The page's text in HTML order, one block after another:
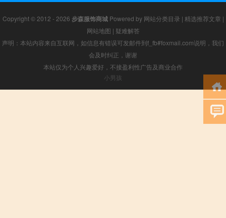
Copyright © 2012 - 2026 步森服饰商城Powered by 网站分类目录 | 精选推荐文章 |
网站地图 | 疑难解答
声明：本站内容来自互联网，如信息有错误可发邮件到f_fb#foxmail.com说明，我们
会及时纠正，谢谢
本站仅为个人兴趣爱好，不接盈利性广告及商业合作
小男孩